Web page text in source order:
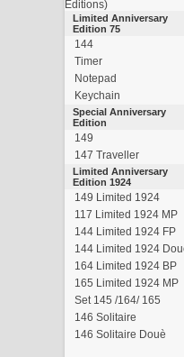
Editions)
Limited Anniversary
Edition 75
144
Timer
Notepad
Keychain
Special Anniversary
Edition
149
147 Traveller
Limited Anniversary
Edition 1924
149 Limited 1924
117 Limited 1924 MP
144 Limited 1924 FP
144 Limited 1924
164 Limited 1924 BP
165 Limited 1924 MP
Set 145 /164/ 165
146 Solitaire
146 Solitaire Douè